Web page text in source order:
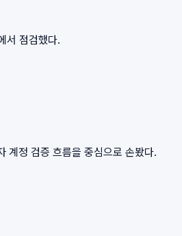
서 점검했다.
정 검증 흐름을 중심으로 손봤다.